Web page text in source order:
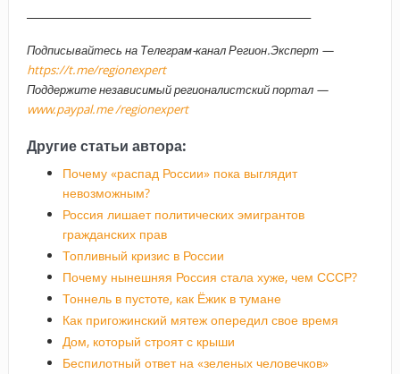
Подписывайтесь на Телеграм-канал Регион.Эксперт —
https://t.me/regionexpert
Поддержите независимый регионалистский портал —
www.paypal.me /regionexpert
Другие статьи автора:
Почему «распад России» пока выглядит
невозможным?
Россия лишает политических эмигрантов
гражданских прав
Топливный кризис в России
Почему нынешняя Россия стала хуже, чем СССР?
Тоннель в пустоте, как Ёжик в тумане
Как пригожинский мятеж опередил свое время
Дом, который строят с крыши
Беспилотный ответ на «зеленых человечков»